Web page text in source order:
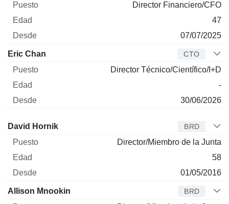
Director Financiero/CFO
47
07/07/2025
Eric Chan CTO
Director Técnico/Científico/I+D
-
30/06/2026
Administrador
David Hornik BRD
Director/Miembro de la Junta
58
01/05/2016
Allison Mnookin BRD